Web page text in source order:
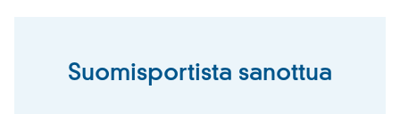
Suomisportista sanottua